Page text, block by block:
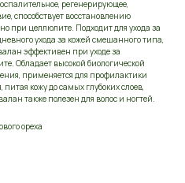
регенерирующее,
способствует восстановлению
при целлюлите. Подходит для ухода за
ухода за кожей смешанного типа,
эффективен при уходе за
Обладает высокой биологической
применяется для профилактики
кожу до самых глубоких слоев,
также полезен для волос и ногтей.
ореха